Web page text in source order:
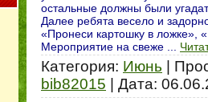
остальные должны были
Далее ребята весело и
«Пронеси картошку в ложке»,
Мероприятие на свеже
Категория: Июнь
bib82015
Дата: